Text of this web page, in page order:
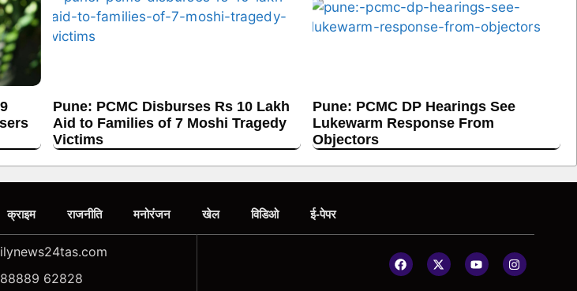
Pune: PCMC Disburses Rs 10 Lakh
Aid to Families of 7 Moshi Tragedy
Victims
Pune: PCMC DP Hearings See
Lukewarm Response From
Objectors
क्राइम राजनीति मनोरंजन खेल विडिओ ई-पेपर
62828